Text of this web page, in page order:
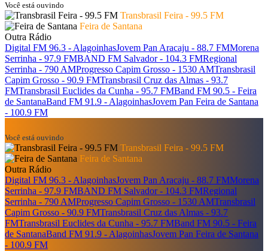
Você está ouvindo
Transbrasil Feira - 99.5 FM
Feira de Santana
Outra Rádio
Digital FM 96.3 - AlagoinhasJovem Pan Aracaju - 88.7 FMMorena
Serrinha - 97.9 FMBAND FM Salvador - 104.3 FMRegional
Serrinha - 790 AMProgresso Capim Grosso - 1530 AMTransbrasil
Capim Grosso - 90.9 FMTransbrasil Cruz das Almas - 93.7
FMTransbrasil Euclides da Cunha - 95.7 FMBand FM 90.5 - Feira
de SantanaBand FM 91.9 - AlagoinhasJovem Pan Feira de Santana
- 100.9 FM
Você está ouvindo
Transbrasil Feira - 99.5 FM
Feira de Santana
Outra Rádio
Digital FM 96.3 - AlagoinhasJovem Pan Aracaju - 88.7 FMMorena
Serrinha - 97.9 FMBAND FM Salvador - 104.3 FMRegional
Serrinha - 790 AMProgresso Capim Grosso - 1530 AMTransbrasil
Capim Grosso - 90.9 FMTransbrasil Cruz das Almas - 93.7
FMTransbrasil Euclides da Cunha - 95.7 FMBand FM 90.5 - Feira
de SantanaBand FM 91.9 - AlagoinhasJovem Pan Feira de Santana
- 100.9 FM